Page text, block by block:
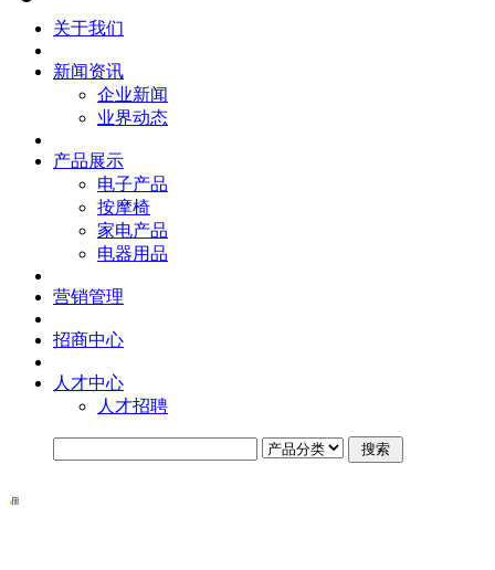
关于我们
新闻资讯
企业新闻
业界动态
产品展示
电子产品
按摩椅
家电产品
电器用品
营销管理
招商中心
人才中心
人才招聘